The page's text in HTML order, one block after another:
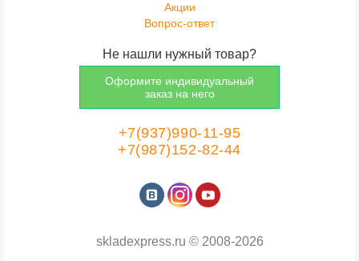
+7(937)990-11-95
+7(987)152-82-44
skladexpress.ru ©2008-2026
Акции
Вопрос-ответ
Не нашли нужный товар?
Оформите индивидуальный
заказ на него